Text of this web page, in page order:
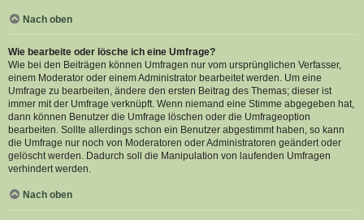
Nach oben
Wie bearbeite oder lösche ich eine Umfrage?
Wie bei den Beiträgen können Umfragen nur vom ursprünglichen Verfasser,
einem Moderator oder einem Administrator bearbeitet werden. Um eine
Umfrage zu bearbeiten, ändere den ersten Beitrag des Themas; dieser ist
immer mit der Umfrage verknüpft. Wenn niemand eine Stimme abgegeben hat,
dann können Benutzer die Umfrage löschen oder die Umfrageoption
bearbeiten. Sollte allerdings schon ein Benutzer abgestimmt haben, so kann
die Umfrage nur noch von Moderatoren oder Administratoren geändert oder
gelöscht werden. Dadurch soll die Manipulation von laufenden Umfragen
verhindert werden.
Nach oben